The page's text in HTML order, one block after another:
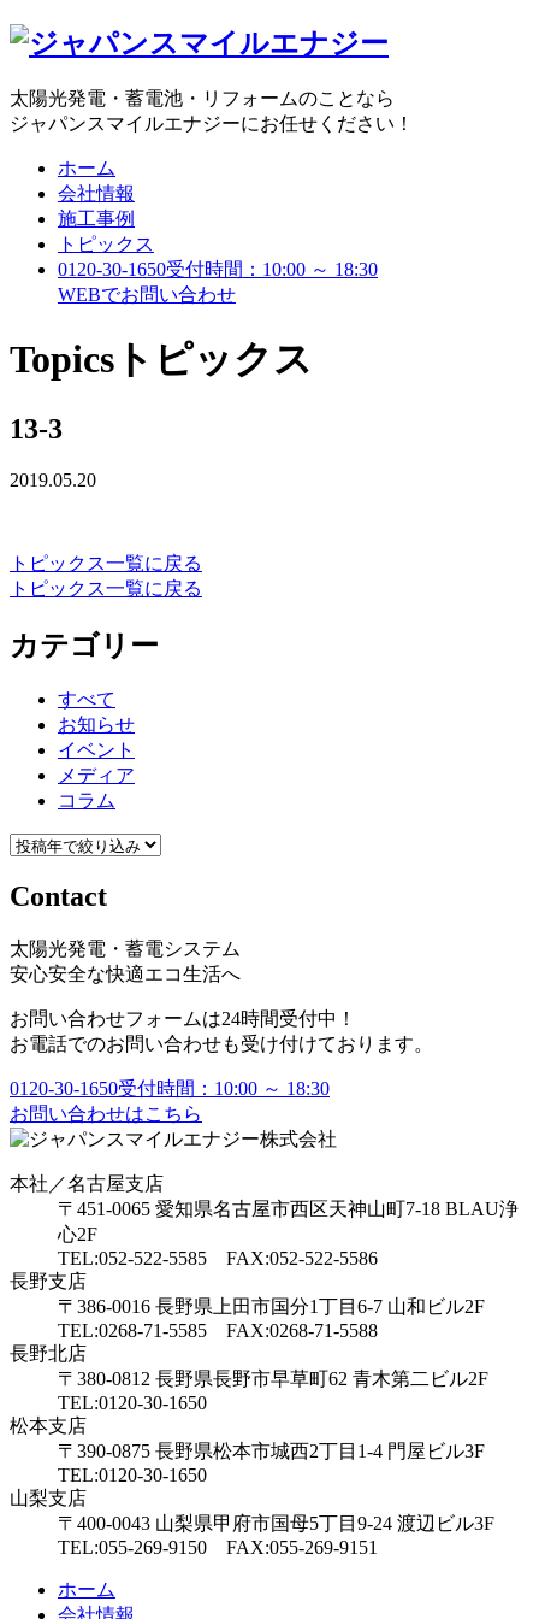
太陽光発電・蓄電池・リフォームのことなら
ジャパンスマイルエナジーにお任せください！
ホーム
会社情報
施工事例
トピックス
0120-30-1650受付時間：10:00 ～ 18:30
WEBでお問い合わせ
Topics トピックス
13-3
2019.05.20
トピックス一覧に戻る
トピックス一覧に戻る
カテゴリー
すべて
お知らせ
イベント
メディア
コラム
Contact
太陽光発電・蓄電システム
安心安全な快適エコ生活へ
お問い合わせフォームは24時間受付中！
お電話でのお問い合わせも受け付けております。
0120-30-1650受付時間：10:00 ～ 18:30
お問い合わせはこちら
本社／名古屋支店
〒451-0065 愛知県名古屋市西区天神山町7-18 BLAU浄
心2F
TEL:052-522-5585 FAX:052-522-5586
長野支店
〒386-0016 長野県上田市国分1丁目6-7 山和ビル2F
TEL:0268-71-5585 FAX:0268-71-5588
長野北店
〒380-0812 長野県長野市早草町62 青木第二ビル2F
TEL:0120-30-1650
松本支店
〒390-0875 長野県松本市城西2丁目1-4 門屋ビル3F
TEL:0120-30-1650
山梨支店
〒400-0043 山梨県甲府市国母5丁目9-24 渡辺ビル3F
TEL:055-269-9150 FAX:055-269-9151
ホーム